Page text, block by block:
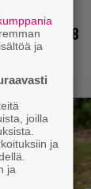
1998
ja
joilla
ja
ja